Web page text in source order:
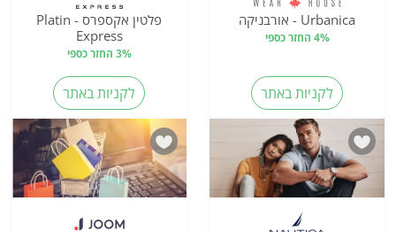
Urbanica - אורבניקה
4% החזר כספי
לקניות באתר
פלטין אקספרס - Platin
Express
3% החזר כספי
לקניות באתר